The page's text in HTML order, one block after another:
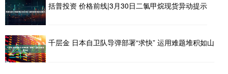
括普投资 价格前线|3月30日二氯甲烷现货异动提示
千层金 日本自卫队导弹部署“求快” 运用难题堆积如山